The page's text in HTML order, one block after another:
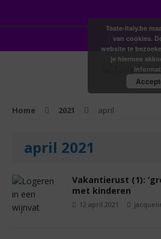
Home 2021 april
april 2021
Vakantierust (1):
met kinderen
12 april 2021
Taste-Italy.be
van cookies.
website te
je hiermee